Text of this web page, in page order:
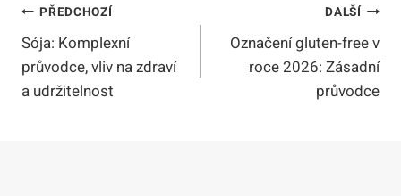
Navigace
Pro
Příspěvek
PŘEDCHOZÍ
Sója: Komplexní
průvodce, vliv na zdraví
a udržitelnost
DALŠÍ
Označení gluten-free v
roce 2026: Zásadní
průvodce